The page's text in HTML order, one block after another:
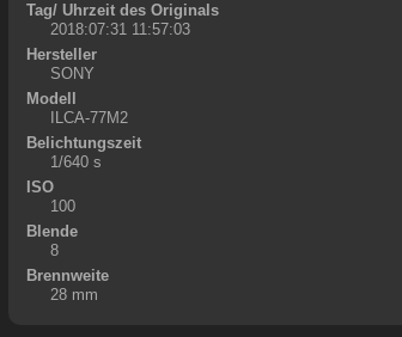
Tag/ Uhrzeit des Originals
2018:07:31 11:57:03
Hersteller
SONY
Modell
ILCA-77M2
Belichtungszeit
1/640 s
ISO
100
Blende
8
Brennweite
28 mm